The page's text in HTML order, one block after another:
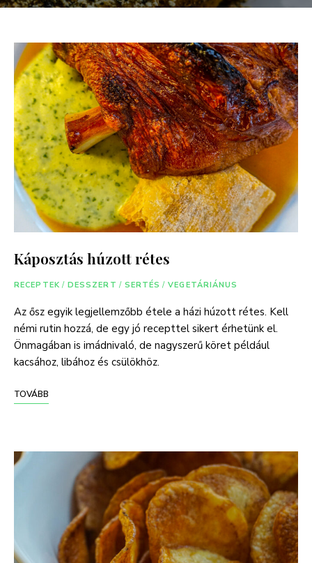
Káposztás húzott rétes
RECEPTEK / DESSZERT / SERTÉS / VEGETÁRIÁNUS
Az ősz egyik legjellemzőbb étele a házi húzott rétes. Kell
némi rutin hozzá, de egy jó recepttel sikert érhetünk el.
Önmagában is imádnivaló, de nagyszerű köret például
kacsához, libához és csülökhöz.
TOVÁBB